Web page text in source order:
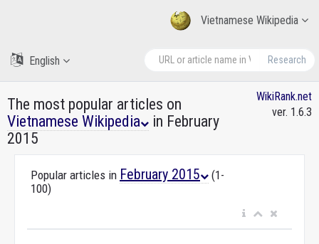
Vietnamese Wikipedia
Research
English
The most popular articles on
Vietnamese Wikipedia
in February
2015
WikiRank.net
ver. 1.6.3
Popular articles in February 2015
(1-
100)